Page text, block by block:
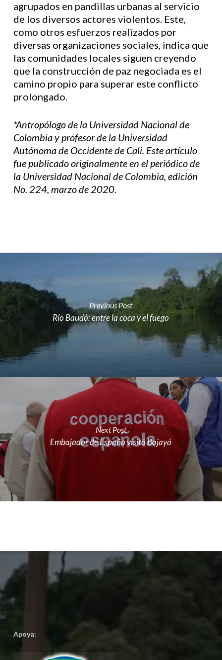
agrupados en pandillas urbanas al servicio
de los diversos actores violentos. Este,
como otros esfuerzos realizados por
diversas organizaciones sociales, indica que
las comunidades locales siguen creyendo
que la construcción de paz negociada es el
camino propio para superar este conflicto
prolongado.
*Antropólogo de la Universidad Nacional de
Colombia y profesor de la Universidad
Autónoma de Occidente de Cali. Este artículo
fue publicado originalmente en el periódico de
la Universidad Nacional de Colombia, edición
No. 224, marzo de 2020.
Previous Post
Río Baudó: entre la coca y el fuego
Next Post
Embajador de España visitó Bojayá
Apoya: